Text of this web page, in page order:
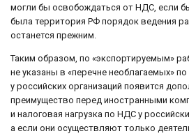
могли бы освобождаться от НДС, если
была территория РФ порядок ведения
останется прежним.
Таким образом, по «экспортируемым»
не указаны в «перечне необлагаемых»
у российских организаций появится
преимущество перед иностранными
и налоговая нагрузка по НДС у
а если они осуществляют только